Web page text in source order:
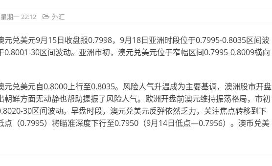
期一 22:12 外汇
元兑美元9月15日收盘报0.7998，9月18日亚洲时段位于0.7995-0.8035区间波
0.8001-30区间波动。亚洲市初，澳元兑美元位于窄幅区间0.7995-0.8009横向
元兑美元自0.8000上行至0.8035。风险人气升温成为主要基调，澳洲股市开盘
朝鲜方面无动静也帮助提振了风险人气。欧洲开盘前澳元维持振荡格局，市初
30区间波动。早盘时段，澳元兑美元反弹依然乏力，关注焦点转移到下
点（0.7995）将瞄准深度下行至0.7950（9月14日低点―0.7956）。澳币兑美